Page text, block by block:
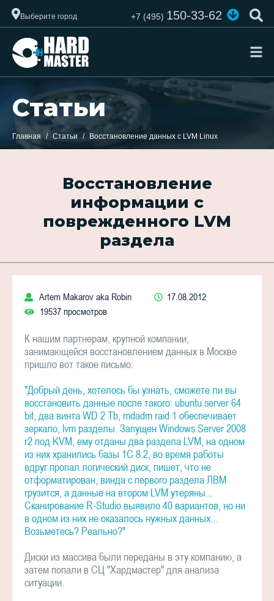
Выберите город +7 (495)150-33-62
Статьи
Главная Статьи Восстановление данных с LVM Linux
Восстановление
информации с
поврежденного LVM
раздела
Artem Makarov aka Robin
17.08.2012
19537 просмотров
К нашим партнерам, крупной компании,
занимающейся восстановлением данных в Москве
пришло вот такое письмо:
"Добрый день, хотелось бы узнать, сможете ли вы
восстановить данные после такого: ubuntu server 64
bit, два винта WD 2 Tb, mdadm raid 1 обеспечивает
зеркало, lvm разделы. Запущен Windows Server 2008
r2 под KVM, ему отданы два раздела LVM, на одном
из них хранились базы 1С 8.2, во время работы
вдруг пропал логический диск, пишет, что не
отформатирован, винда с первого раздела ЛВМ
грузится, а данные на втором LVM утеряны...
Сканирование R-Studio выявило 40 вариантов, но ни
в одном из них не оказалось нужных данных...
Возьметесь? Реально?"
Диски из массива были переданы в эту компанию, а
затем попали в СЦ "Хардмастер" для анализа
ситуации.